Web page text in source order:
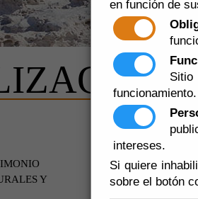
en función de
funcionamiento.
intereses.
Si quiere
sobre el botón
Y